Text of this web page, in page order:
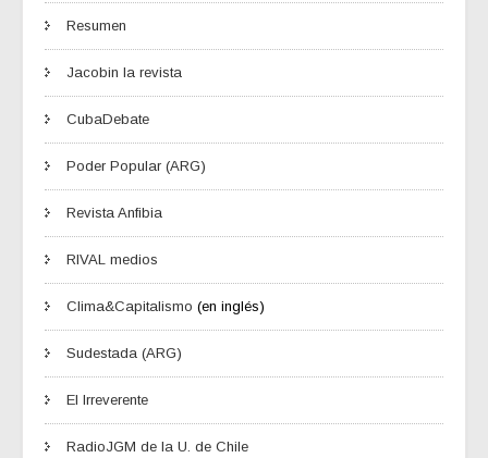
Resumen
Jacobin la revista
CubaDebate
Poder Popular (ARG)
Revista Anfibia
RIVAL medios
Clima&Capitalismo (en inglés)
Sudestada (ARG)
El Irreverente
RadioJGM de la U. de Chile